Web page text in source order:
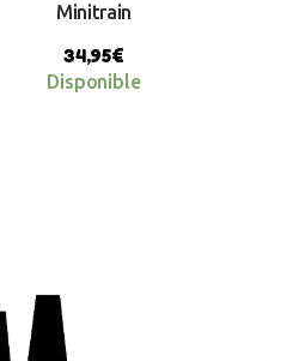
Minitrain
34,95€
Disponible